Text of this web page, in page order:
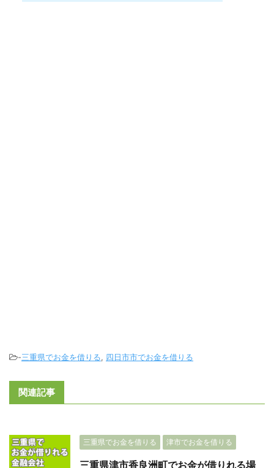
-三重県でお金を借りる, 四日市市でお金を借りる
関連記事
三重県でお金を借りる 津市でお金を借りる
三重県津市香良洲町でお金が借りれる場